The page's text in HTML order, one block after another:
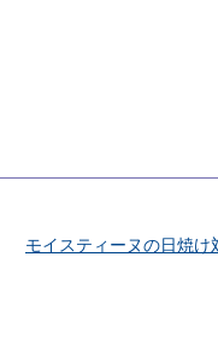
モイスティーヌの日焼け